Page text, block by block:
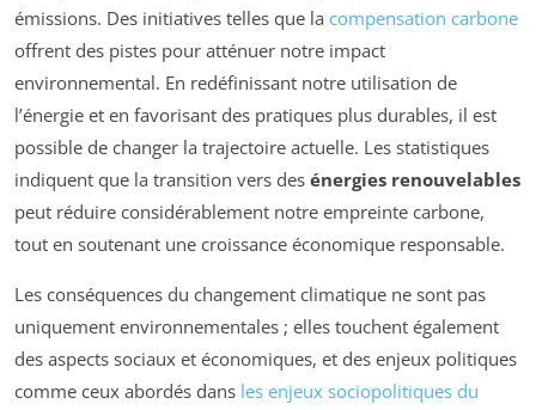
émissions. Des initiatives telles que la compensation carbone
offrent des pistes pour atténuer notre impact
environnemental. En redéfinissant notre utilisation de
l’énergie et en favorisant des pratiques plus durables, il est
possible de changer la trajectoire actuelle. Les statistiques
indiquent que la transition vers des énergies renouvelables
peut réduire considérablement notre empreinte carbone,
tout en soutenant une croissance économique responsable.
Les conséquences du changement climatique ne sont pas
uniquement environnementales ; elles touchent également
des aspects sociaux et économiques, et des enjeux politiques
comme ceux abordés dans les enjeux sociopolitiques du